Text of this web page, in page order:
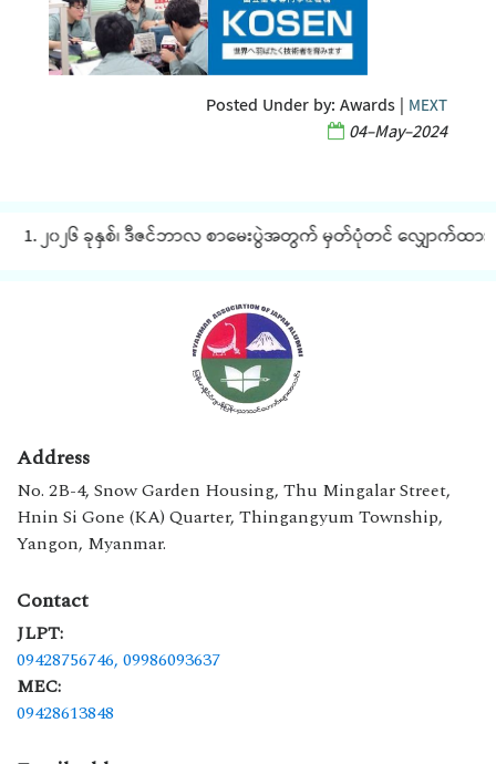
Posted Under by: Awards| MEXT
04-May-2024
1. ၂၀၂၆ ခုနှစ်၊ ဒီဇင်ဘာလ စာမေးပွဲအတွက် မှတ်ပုံတင် လျှောက်ထားခြင်
Address
No. 2B-4, Snow Garden Housing, Thu Mingalar Street,
Hnin Si Gone (KA) Quarter, Thingangyum Township,
Yangon, Myanmar.
Contact
JLPT:
09428756746, 09986093637
MEC:
09428613848